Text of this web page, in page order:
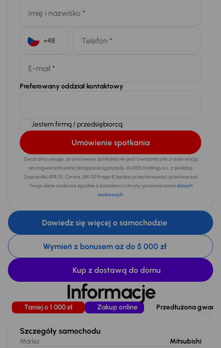
Imię i nazwisko *
Telefon *
E-mail *
Preferowany oddział kontaktowy
Jestem firmą / przedsiębiorcą
Umówienie spotkania
Zwracamy uwagę, że umówienie spotkania nie jest równoznaczne z rezerwacją
ani zagwarantowaną dostępnością pojazdu. AURES Holdings a.s., z siedzibą
Dopraváků 874/15, Čimice, 184 00 Praga 8, będzie przechowywać i przetwarzać
Twoje dane osobowe zgodnie z zasadami ochrony i przetwarzaniadanych
osobowych.
Dowiedz się więcej o samochodzie
Wymień z bonusem aż do 5 000 zł
Kup z dostawą do domu
Informacje
Taniej o 1 000 zł Zakup online Przedłużona
Szczegóły samochodu
Marka
Mitsubishi